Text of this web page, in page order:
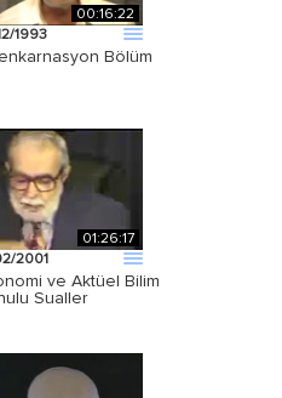
00:16:22
1993
Bölüm
01:26:17
2001
ve Aktüel Bilim
Sualler